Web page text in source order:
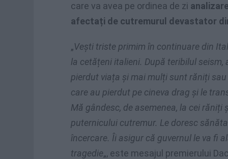
care va avea pe ordinea de zi
afectați de cutremurul devastator
„Vești triste primim în continuare din
la cetățeni italieni. După teribilul
pierdut viața și mai mulți sunt răniți
care au pierdut pe cineva drag și le
Mă gândesc, de asemenea, la cei
puternicului cutremur. Le doresc
încercare. Îi asigur că guvernul le va fi
tragedie„, este mesajul premierului